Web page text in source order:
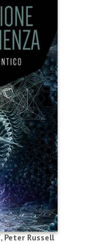
,Peter Russell